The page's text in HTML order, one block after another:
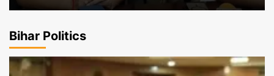
Bihar Politics